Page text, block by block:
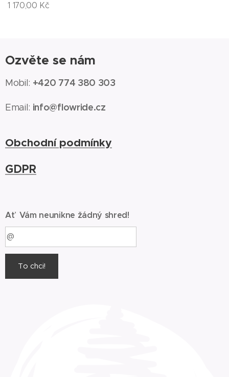
1 170,00 Kč
Ozvěte se nám
Mobil: +420 774 380 303
Email: info@flowride.cz
Obchodní podmínky
GDPR
Ať Vám neunikne žádný shred!
To chci!